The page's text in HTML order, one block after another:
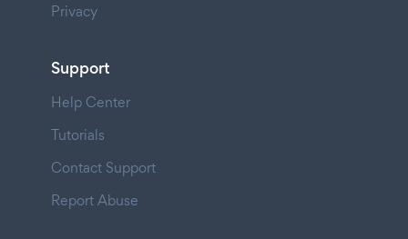
Privacy
Support
Help Center
Tutorials
Contact Support
Report Abuse